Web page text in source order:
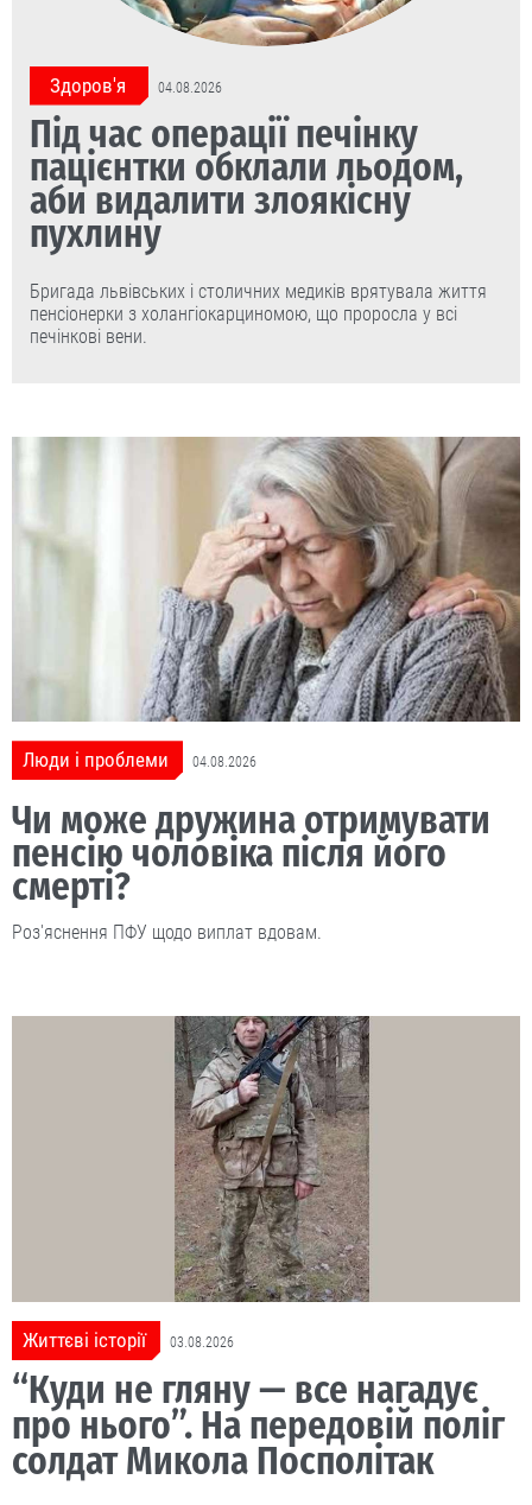
Здоров'я 04.08.2026
Під час операції печінку
пацієнтки обклали льодом,
аби видалити злоякісну
пухлину
Бригада львівських і столичних медиків врятувала життя
пенсіонерки з холангіокарциномою, що проросла у всі
печінкові вени.
Люди і проблеми 04.08.2026
Чи може дружина отримувати
пенсію чоловіка після його
смерті?
Роз'яснення ПФУ щодо виплат вдовам.
Життєві історії 03.08.2026
“Куди не гляну — все нагадує
про нього”. На передовій поліг
солдат Микола Посполітак